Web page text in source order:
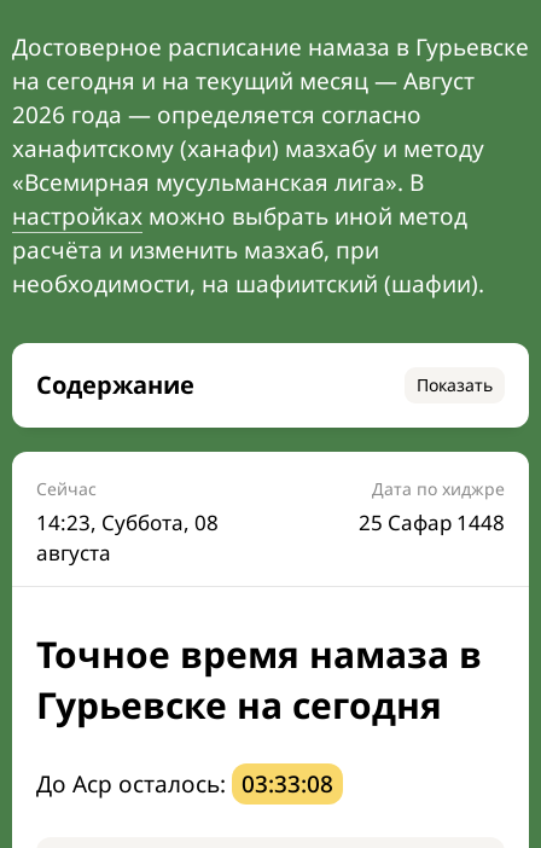
Достоверное расписание намаза в Гурьевске
на сегодня и на текущий месяц — Август
2026 года — определяется согласно
ханафитскому (ханафи) мазхабу и методу
«Всемирная мусульманская лига». В
настройках можно выбрать иной метод
расчёта и изменить мазхаб, при
необходимости, на шафиитский (шафии).
Содержание Показать
Время намаза на сегодня
Расписание на месяц
Время Сухура и Ифтара на сегодня
Календарь рамадана
Направление киблы
Сейчас
14:23, Суббота, 08
августа
Дата по хиджре
25 Сафар 1448
Точное время намаза в
Гурьевске на сегодня
До Аср осталось: 03:33:07